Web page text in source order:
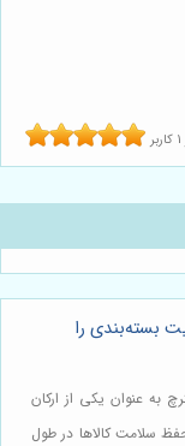
1 کاربر
بسته‌بندی را
به عنوان یکی از ارکان
سلامت کالاها در طول